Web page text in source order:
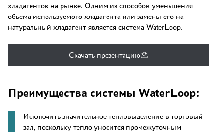
хладагентов на рынке. Одним из способов уменьшения
объема используемого хладагента или замены его на
натуральный хладагент является система WaterLoop.
Скачать презентацию
Преимущества системы WaterLoop:
Исключить значительное тепловыделение в торговый
зал, поскольку тепло уносится промежуточным